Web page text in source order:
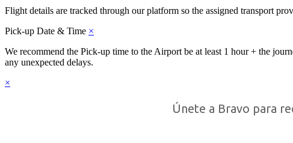
Flight details are tracked through our platform so the assigned transport
Pick-up Date & Time ×
We recommend the Pick-up time to the Airport be at least 1 hour + the
any unexpected delays.
×
Únete a Bravo para